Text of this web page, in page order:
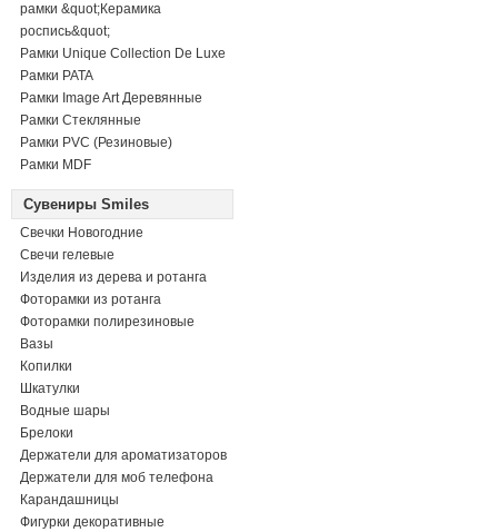
рамки &quot;Керамика
роспись&quot;
Рамки Unique Collection De Luxe
Рамки PATA
Рамки Image Art Деревянные
Рамки Стеклянные
Рамки PVC (Резиновые)
Рамки MDF
Сувениры Smiles
Свечки Новогодние
Свечи гелевые
Изделия из дерева и ротанга
Фоторамки из ротанга
Фоторамки полирезиновые
Вазы
Копилки
Шкатулки
Водные шары
Брелоки
Держатели для ароматизаторов
Держатели для моб телефона
Карандашницы
Фигурки декоративные